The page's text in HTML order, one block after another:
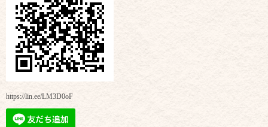
https://lin.ee/LM3D0oF